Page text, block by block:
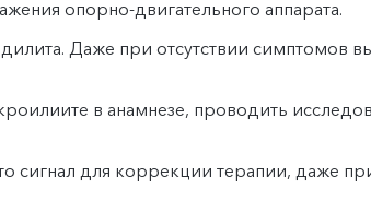
опорно-двигательного аппарата.
Даже при отсутствии симптомов
в анамнезе, проводить
сигнал для коррекции терапии, даже